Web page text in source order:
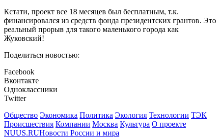
Кстати, проект все 18 месяцев был бесплатным, т.к.
финансировался из средств фонда президентских грантов. Это
реальный прорыв для такого маленького города как
Жуковский!
Поделиться новостью:
Facebook
Вконтакте
Одноклассники
Twitter
Общество Экономика Политика Экология Технологии ТЭК
Происшествия Компании Москва Культура О проекте
NUUS.RUНовости России и мира